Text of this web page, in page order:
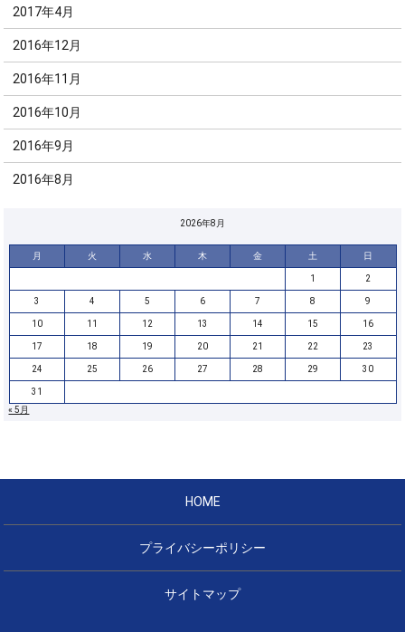
2017年4月
2016年12月
2016年11月
2016年10月
2016年9月
2016年8月
2026年8月
月 火 水 木 金 土 日
1 2
3 4 5 6 7 8 9
10 11 12 13 14 15 16
17 18 19 20 21 22 23
24 25 26 27 28 29 30
31
« 5月
HOME
プライバシーポリシー
サイトマップ